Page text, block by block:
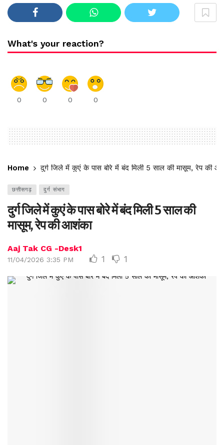
What's your reaction?
0 0 0 0
Home दुर्ग जिले में कुएं के पास बोरे में बंद मिली 5 साल की मासूम, रेप की
छत्तीसगढ़ दुर्ग संभाग
दुर्ग जिले में कुएं के पास बोरे में बंद मिली 5 साल की
मासूम, रेप की आशंका
Aaj Tak CG -Desk1
11/04/2026 3:35 PM 1 1